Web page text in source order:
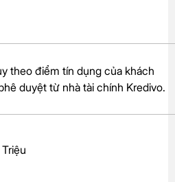
theo điểm tín dụng của khách
duyệt từ nhà tài chính Kredivo.